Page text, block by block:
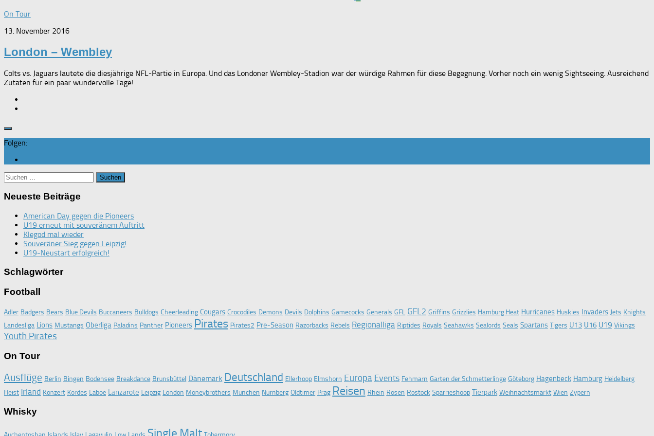
On Tour
13. November 2016
London – Wembley
Colts vs. Jaguars lautete die diesjährige NFL-Partie in Europa. Und das Londoner Wembley-Stadion war der würdige Rahmen für diese Begegnung. Vorher noch ein wenig Sightseeing. Ausreichend
Zutaten für ein paar wundervolle Tage!
Folgen:
Suchen
nach:
Neueste Beiträge
American Day gegen die Pioneers
U19 erneut mit souveränem Auftritt
Klegod mal wieder
Souveräner Sieg gegen Leipzig!
U19-Neustart erfolgreich!
Schlagwörter
Football
Adler Badgers Bears Blue Devils Buccaneers Bulldogs Cheerleading Cougars Crocodiles Demons Devils Dolphins Gamecocks Generals GFL GFL2 Griffins Grizzlies Hamburg Heat Hurricanes Huskies Invaders Jets Knights
Landesliga Lions Mustangs Oberliga Paladins Panther Pioneers Pirates Pirates2 Pre-Season Razorbacks Rebels Regionalliga Riptides Royals Seahawks Sealords Seals Spartans Tigers U13 U16 U19 Vikings
Youth Pirates
On Tour
Ausflüge Berlin Bingen Bodensee Breakdance Brunsbüttel Dänemark Deutschland Ellerhoop Elmshorn Europa Events Fehmarn Garten der Schmetterlinge Göteborg Hagenbeck Hamburg Heidelberg
Heist Irland Konzert Kordes Laboe Lanzarote Leipzig London Moneybrothers München Nürnberg Oldtimer Prag Reisen Rhein Rosen Rostock Sparrieshoop Tierpark Weihnachtsmarkt Wien Zypern
Whisky
Single Malt